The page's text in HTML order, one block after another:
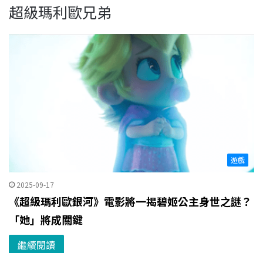
超級瑪利歐兄弟
遊戲
2025-09-17
《超級瑪利歐銀河》電影將一揭碧姬公主身世之謎？
「她」將成關鍵
繼續閱讀